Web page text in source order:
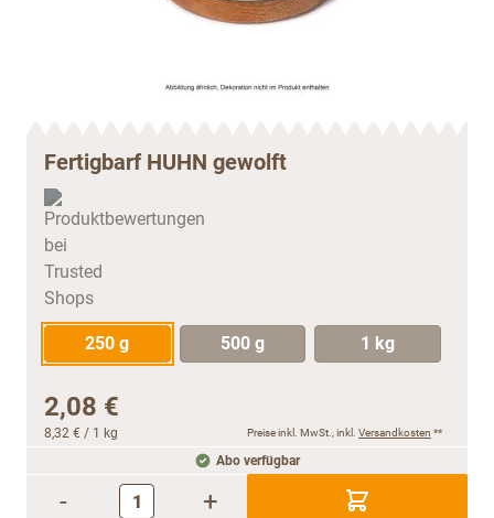
Fertigbarf HUHN gewolft
250 g 500 g 1 kg
2,08 €
8,32 € / 1 kg Preise inkl. MwSt., inkl. Versandkosten **
Abo verfügbar
- +